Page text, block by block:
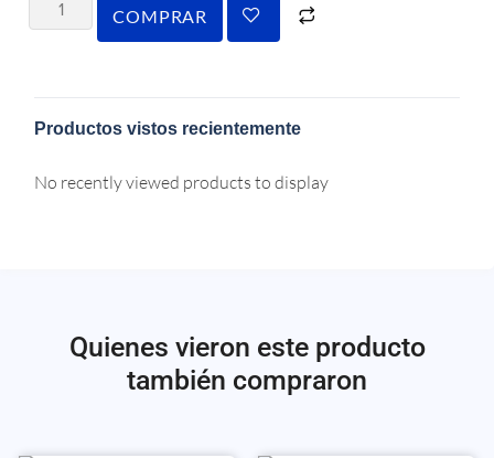
COMPRAR
Productos vistos recientemente
No recently viewed products to display
Quienes vieron este producto
también compraron